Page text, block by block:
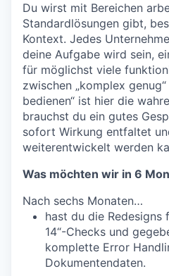
Du wirst mit Bereichen
Standardlösungen gibt,
Kontext. Jedes
deine Aufgabe wird sein,
für möglichst viele
zwischen „komplex
bedienen“ ist hier die
brauchst du ein gutes
sofort Wirkung entfaltet
weiterentwickelt werden
Was möchten wir in 6
Nach sechs Monaten…
hast du die Redesigns
14“-Checks und
komplette Error
Dokumentendaten.